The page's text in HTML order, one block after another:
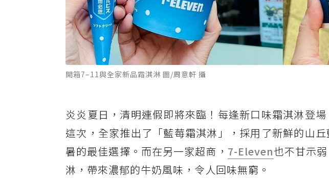
開箱7–11與全家新品霜淇淋 圖/周意軒 攝
炎炎夏日，清明連假即將來臨！每逢新口味霜淇淋登
這次，全家推出了「藍莓霜淇淋」，採用了新鮮的山
暑的最佳選擇。而在另一家超商， 7-Eleven也不甘示
淋，帶來濃郁的牛奶風味，令人回味無窮。